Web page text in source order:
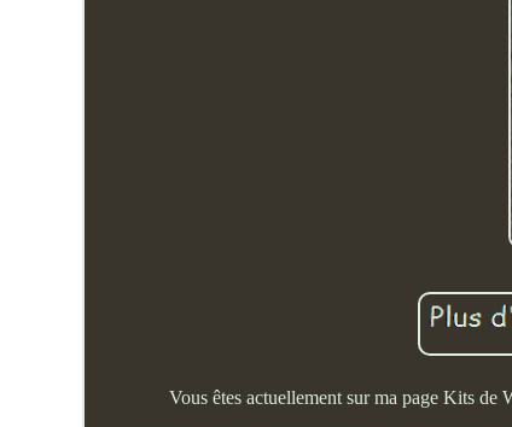
Vous êtes actuellement sur ma page Kits